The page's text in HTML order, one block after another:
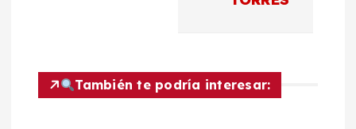
ó
n
También te podría interesar: